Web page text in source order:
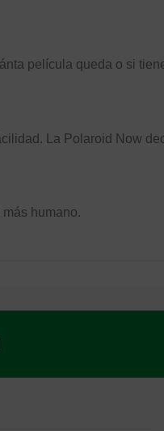
película queda o si
La Polaroid Now
humano.